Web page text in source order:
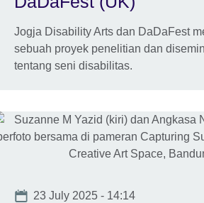
Jogja Disability Arts dan DaDaFest
sebuah proyek penelitian dan
tentang seni disabilitas.
Date
23 July 2025 - 14:14